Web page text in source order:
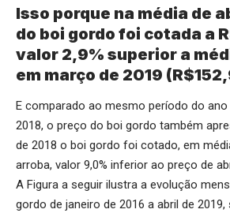
Isso porque na média de
do boi gordo foi cotada a
valor 2,9% superior a
em março de 2019
E comparado ao mesmo período do ano
2018, o preço do boi gordo também
de 2018 o boi gordo foi cotado, em
arroba, valor 9,0% inferior ao preço de
A Figura a seguir ilustra a evolução
gordo de janeiro de 2016 a abril de